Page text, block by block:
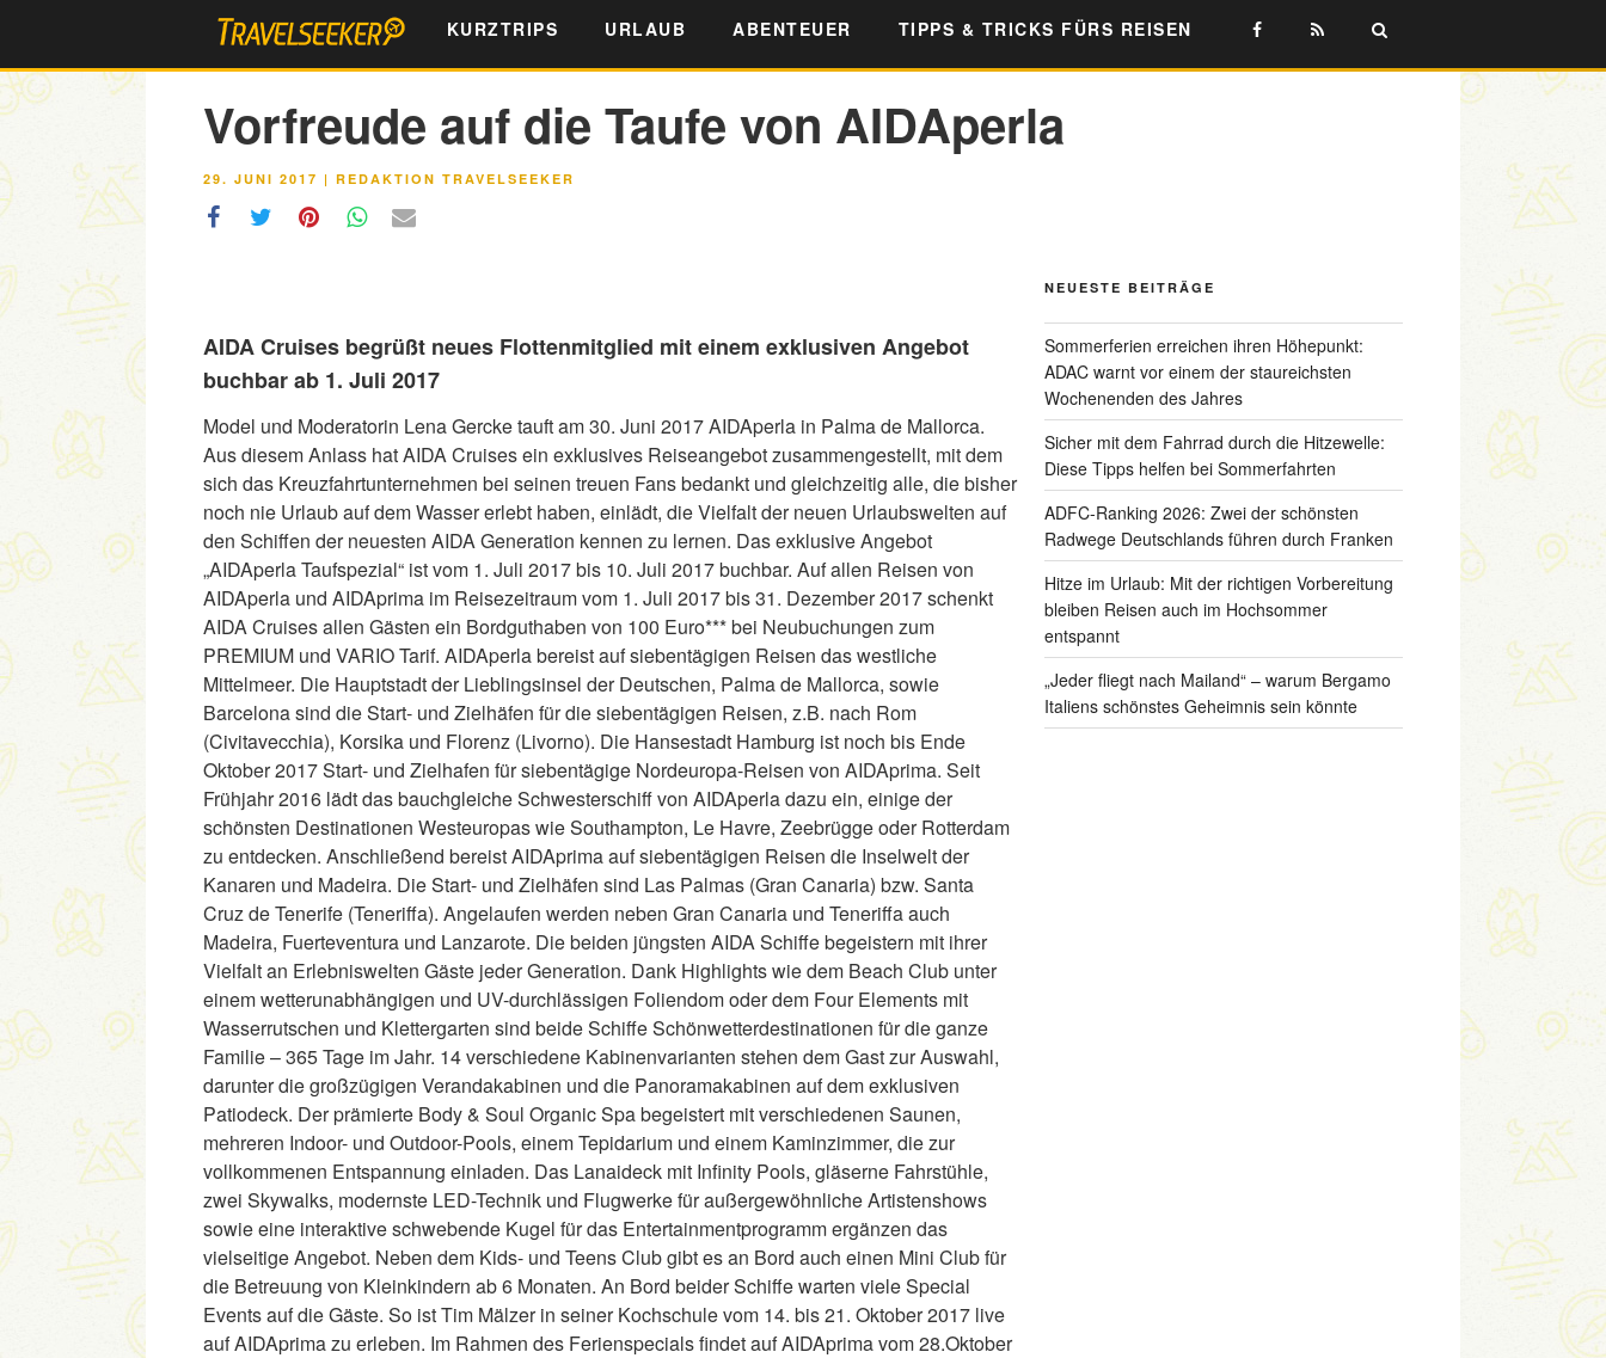
springen
KURZTRIPS URLAUB ABENTEUER TIPPS & TRICKS FÜRS REISEN
Vorfreude auf die Taufe von AIDAperla
VERÖFFENTLICHT
29. JUNI 2017 | REDAKTION TRAVELSEEKER
AIDA Cruises begrüßt neues Flottenmitglied mit einem exklusiven Angebot
buchbar ab 1. Juli 2017
Model und Moderatorin Lena Gercke tauft am 30. Juni 2017 AIDAperla in Palma de Mallorca.
Aus diesem Anlass hat AIDA Cruises ein exklusives Reiseangebot zusammengestellt, mit dem
sich das Kreuzfahrtunternehmen bei seinen treuen Fans bedankt und gleichzeitig alle, die bisher
noch nie Urlaub auf dem Wasser erlebt haben, einlädt, die Vielfalt der neuen Urlaubswelten auf
den Schiffen der neuesten AIDA Generation kennen zu lernen. Das exklusive Angebot
„AIDAperla Taufspezial“ ist vom 1. Juli 2017 bis 10. Juli 2017 buchbar. Auf allen Reisen von
AIDAperla und AIDAprima im Reisezeitraum vom 1. Juli 2017 bis 31. Dezember 2017 schenkt
AIDA Cruises allen Gästen ein Bordguthaben von 100 Euro*** bei Neubuchungen zum
PREMIUM und VARIO Tarif. AIDAperla bereist auf siebentägigen Reisen das westliche
Mittelmeer. Die Hauptstadt der Lieblingsinsel der Deutschen, Palma de Mallorca, sowie
Barcelona sind die Start- und Zielhäfen für die siebentägigen Reisen, z.B. nach Rom
(Civitavecchia), Korsika und Florenz (Livorno). Die Hansestadt Hamburg ist noch bis Ende
Oktober 2017 Start- und Zielhafen für siebentägige Nordeuropa-Reisen von AIDAprima. Seit
Frühjahr 2016 lädt das bauchgleiche Schwesterschiff von AIDAperla dazu ein, einige der
schönsten Destinationen Westeuropas wie Southampton, Le Havre, Zeebrügge oder Rotterdam
zu entdecken. Anschließend bereist AIDAprima auf siebentägigen Reisen die Inselwelt der
Kanaren und Madeira. Die Start- und Zielhäfen sind Las Palmas (Gran Canaria) bzw. Santa
Cruz de Tenerife (Teneriffa). Angelaufen werden neben Gran Canaria und Teneriffa auch
Madeira, Fuerteventura und Lanzarote. Die beiden jüngsten AIDA Schiffe begeistern mit ihrer
Vielfalt an Erlebniswelten Gäste jeder Generation. Dank Highlights wie dem Beach Club unter
einem wetterunabhängigen und UV-durchlässigen Foliendom oder dem Four Elements mit
Wasserrutschen und Klettergarten sind beide Schiffe Schönwetterdestinationen für die ganze
Familie – 365 Tage im Jahr. 14 verschiedene Kabinenvarianten stehen dem Gast zur Auswahl,
darunter die großzügigen Verandakabinen und die Panoramakabinen auf dem exklusiven
Patiodeck. Der prämierte Body & Soul Organic Spa begeistert mit verschiedenen Saunen,
mehreren Indoor- und Outdoor-Pools, einem Tepidarium und einem Kaminzimmer, die zur
vollkommenen Entspannung einladen. Das Lanaideck mit Infinity Pools, gläserne Fahrstühle,
zwei Skywalks, modernste LED-Technik und Flugwerke für außergewöhnliche Artistenshows
sowie eine interaktive schwebende Kugel für das Entertainmentprogramm ergänzen das
vielseitige Angebot. Neben dem Kids- und Teens Club gibt es an Bord auch einen Mini Club für
die Betreuung von Kleinkindern ab 6 Monaten. An Bord beider Schiffe warten viele Special
Events auf die Gäste. So ist Tim Mälzer in seiner Kochschule vom 14. bis 21. Oktober 2017 live
auf AIDAprima zu erleben. Im Rahmen des Ferienspecials findet auf AIDAprima vom 28.Oktober
NEUESTE BEITRÄGE
Sommerferien erreichen ihren Höhepunkt:
ADAC warnt vor einem der staureichsten
Wochenenden des Jahres
Sicher mit dem Fahrrad durch die Hitzewelle:
Diese Tipps helfen bei Sommerfahrten
ADFC-Ranking 2026: Zwei der schönsten
Radwege Deutschlands führen durch Franken
Hitze im Urlaub: Mit der richtigen Vorbereitung
bleiben Reisen auch im Hochsommer
entspannt
„Jeder fliegt nach Mailand“ – warum Bergamo
Italiens schönstes Geheimnis sein könnte